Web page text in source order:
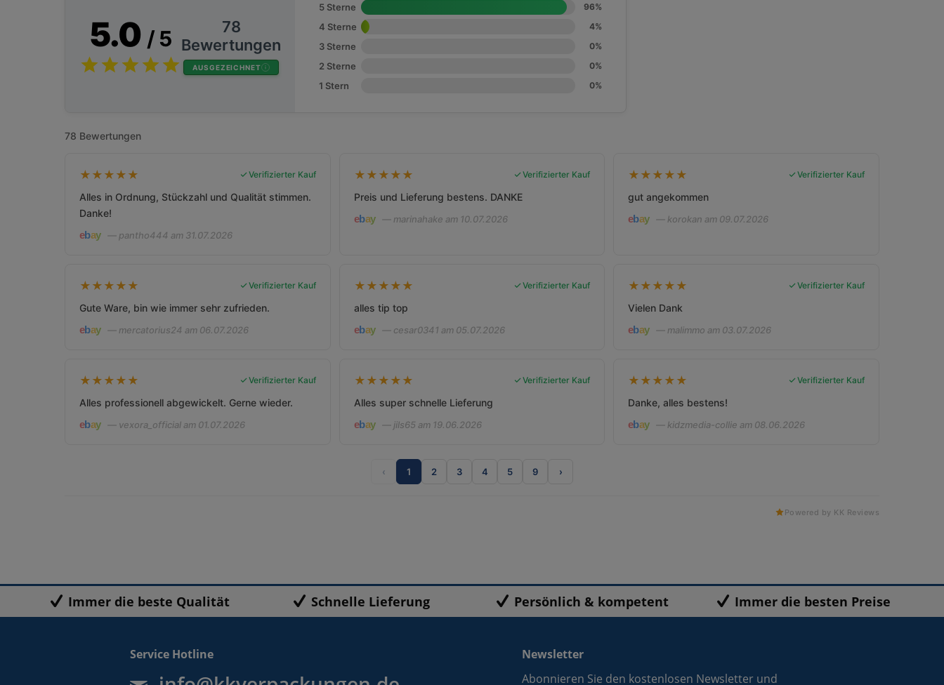
5.0 / 5
78
Bewertungen
AUSGEZEICHNET
5 Sterne 96%
4 Sterne 4%
3 Sterne 0%
2 Sterne 0%
1 Stern 0%
78 Bewertungen
★ ★ ★ ★ ★ Verifizierter Kauf
Alles in Ordnung, Stückzahl und Qualität stimmen.
Danke!
— pantho444 am 31.07.2026
★ ★ ★ ★ ★ Verifizierter Kauf
Preis und Lieferung bestens. DANKE
— marinahake am 10.07.2026
★ ★ ★ ★ ★ Verifizierter Kauf
gut angekommen
— korokan am 09.07.2026
★ ★ ★ ★ ★ Verifizierter Kauf
Gute Ware, bin wie immer sehr zufrieden.
— mercatorius24 am 06.07.2026
★ ★ ★ ★ ★ Verifizierter Kauf
alles tip top
— cesar0341 am 05.07.2026
★ ★ ★ ★ ★ Verifizierter Kauf
Vielen Dank
— malimmo am 03.07.2026
★ ★ ★ ★ ★ Verifizierter Kauf
Alles professionell abgewickelt. Gerne wieder.
— vexora_official am 01.07.2026
★ ★ ★ ★ ★ Verifizierter Kauf
Alles super schnelle Lieferung
— jils65 am 19.06.2026
★ ★ ★ ★ ★ Verifizierter Kauf
Danke, alles bestens!
— kidzmedia-collie am 08.06.2026
‹ 1 2 3 4 5 9 ›
Powered by KK Reviews
Immer die beste Qualität Schnelle Lieferung Persönlich & kompetent Immer die besten Preise
Service Hotline
Newsletter
Abonnieren Sie den kostenlosen Newsletter und